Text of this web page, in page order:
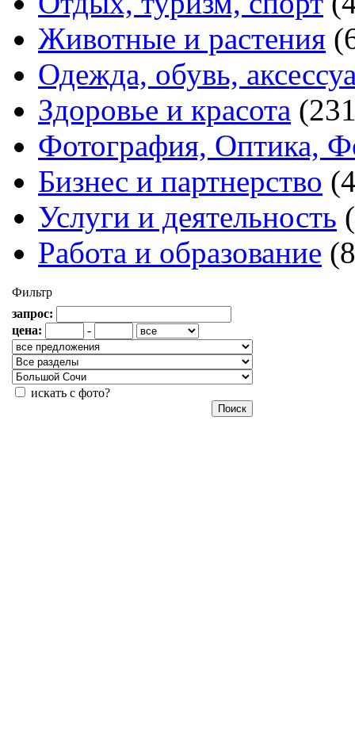
Животные и растения
Одежда, обувь,
Здоровье и красота
Фотография, Оптика,
Бизнес и партнерство
Услуги и деятельность
Работа и образование
Фильтр
запрос:
цена:
-
искать с фото?